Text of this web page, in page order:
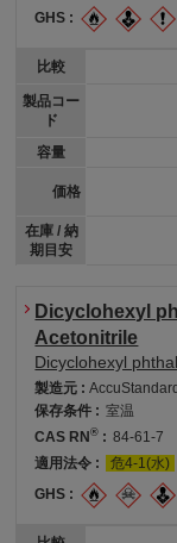
GHS :
比較
製品コー
ド
容量
価格
在庫 / 納
期目安
Dicyclohexyl
Acetonitrile
Dicyclohexyl
製造元 :
保存条件 : 室温
CAS RN® : 84-61-7
適用法令 :
危4-1(水)
GHS :